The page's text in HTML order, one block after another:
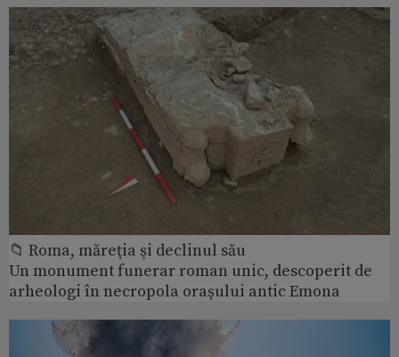
📁 Roma, măreţia şi declinul său
Un monument funerar roman unic, descoperit de
arheologi în necropola orașului antic Emona